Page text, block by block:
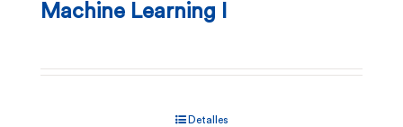
Machine Learning I
Detalles